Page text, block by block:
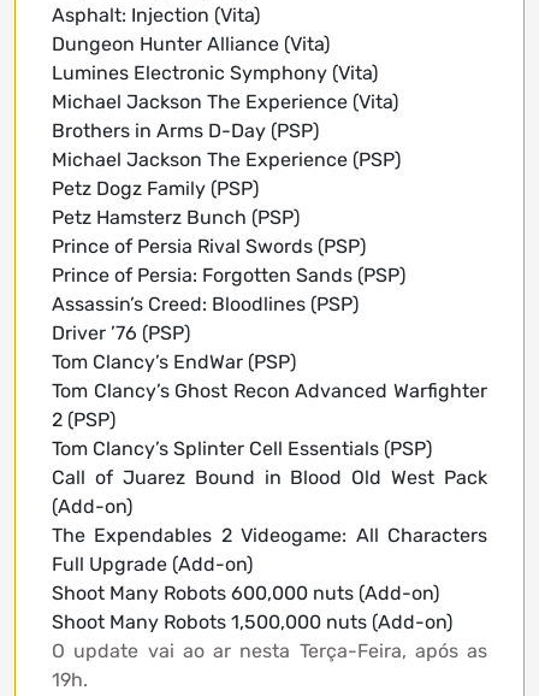
Asphalt: Injection (Vita)
Dungeon Hunter Alliance (Vita)
Lumines Electronic Symphony (Vita)
Michael Jackson The Experience (Vita)
Brothers in Arms D-Day (PSP)
Michael Jackson The Experience (PSP)
Petz Dogz Family (PSP)
Petz Hamsterz Bunch (PSP)
Prince of Persia Rival Swords (PSP)
Prince of Persia: Forgotten Sands (PSP)
Assassin’s Creed: Bloodlines (PSP)
Driver ’76 (PSP)
Tom Clancy’s EndWar (PSP)
Tom Clancy’s Ghost Recon Advanced Warfighter
2 (PSP)
Tom Clancy’s Splinter Cell Essentials (PSP)
Call of Juarez Bound in Blood Old West Pack
(Add-on)
The Expendables 2 Videogame: All Characters
Full Upgrade (Add-on)
Shoot Many Robots 600,000 nuts (Add-on)
Shoot Many Robots 1,500,000 nuts (Add-on)
O update vai ao ar nesta Terça-Feira, após as
19h.